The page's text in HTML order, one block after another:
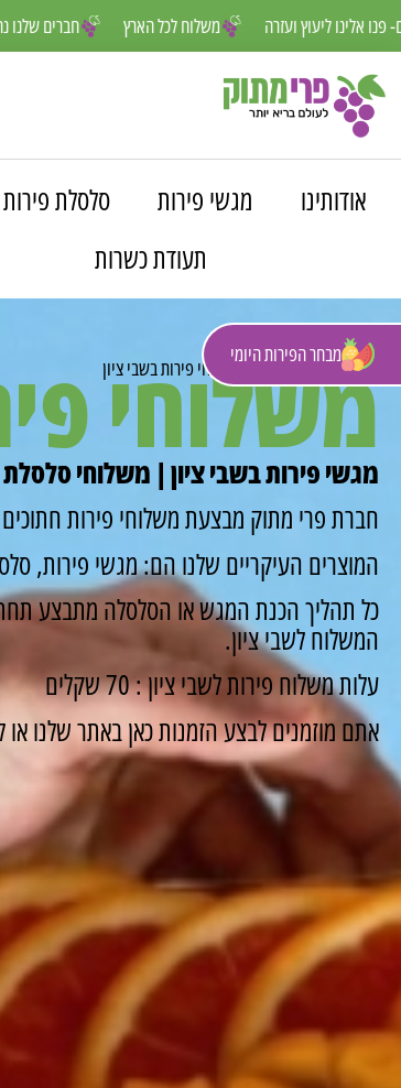
משלוח לכל הארץ פה למענכם- פנו אלינו ליעוץ ועזרה
מבחר הפירות היומי
אודותינו מגשי פירות סלסלת פירות
תעודת כשרות
פרי מתוק» משלוחים»משלוחי פירות בשבי ציון
משלוחי
מגשי פירות בשבי ציון | משלוחי
חברת פרי מתוק מבצעת משלוחי פירות חתוכים
המוצרים העיקריים שלנו הם: מגשי פירות,
כל תהליך הכנת המגש או הסלסלה מתבצע
המשלוח לשבי ציון.
עלות משלוח פירות לשבי ציון : 70 שקלים
אתם מוזמנים לבצע הזמנות כאן באתר שלנו או